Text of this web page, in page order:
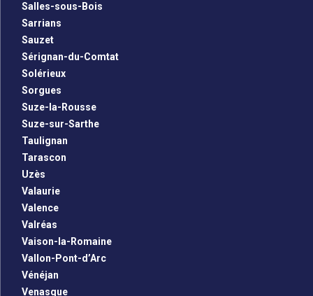
Salles-sous-Bois
Sarrians
Sauzet
Sérignan-du-Comtat
Solérieux
Sorgues
Suze-la-Rousse
Suze-sur-Sarthe
Taulignan
Tarascon
Uzès
Valaurie
Valence
Valréas
Vaison-la-Romaine
Vallon-Pont-d’Arc
Vénéjan
Venasque